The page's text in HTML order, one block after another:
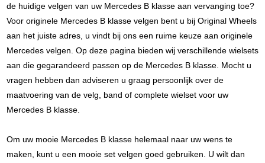
de huidige velgen van uw Mercedes B klasse aan vervanging toe?
Voor originele Mercedes B klasse velgen bent u bij Original Wheels
aan het juiste adres, u vindt bij ons een ruime keuze aan originele
Mercedes velgen. Op deze pagina bieden wij verschillende wielsets
aan die gegarandeerd passen op de Mercedes B klasse. Mocht u
vragen hebben dan adviseren u graag persoonlijk over de
maatvoering van de velg, band of complete wielset voor uw
Mercedes B klasse.
Om uw mooie Mercedes B klasse helemaal naar uw wens te
maken, kunt u een mooie set velgen goed gebruiken. U wilt dan